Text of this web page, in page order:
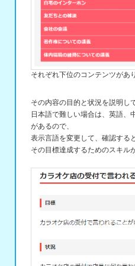
それぞれ下位のコンテンツがあ
その内容の目的と状況を説明し
日本語で難しい場合は、英語、
があるので、
表示言語を変更して、確認する
その目標達成するためのスキル